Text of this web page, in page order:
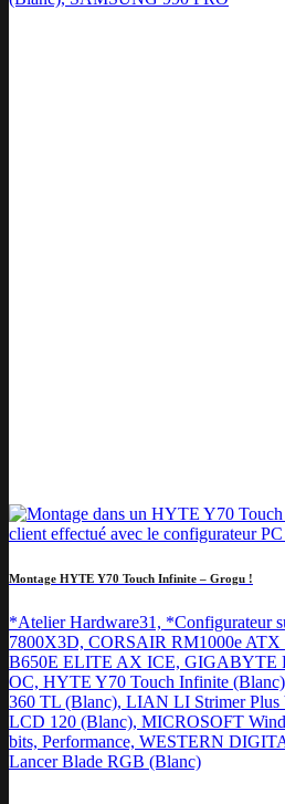
Montage HYTE Y70 Touch Infinite – Grogu !
*Atelier Hardware31, *Configurateur
7800X3D, CORSAIR RM1000e
B650E ELITE AX ICE, GIGABYTE
OC, HYTE Y70 Touch Infinite
360 TL (Blanc), LIAN LI Strimer
LCD 120 (Blanc), MICROSOFT
bits, Performance, WESTERN
Lancer Blade RGB (Blanc)